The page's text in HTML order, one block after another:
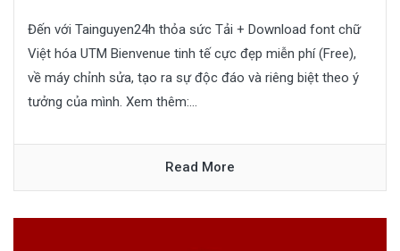
Đến với Tainguyen24h thỏa sức Tải + Download font chữ
Việt hóa UTM Bienvenue tinh tế cực đẹp miễn phí (Free),
về máy chỉnh sửa, tạo ra sự độc đáo và riêng biệt theo ý
tưởng của mình. Xem thêm:...
Read More